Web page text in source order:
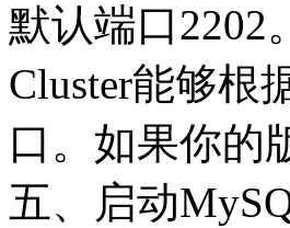
默认端口2202
Cluster能够根
口。如果你的
五、启动